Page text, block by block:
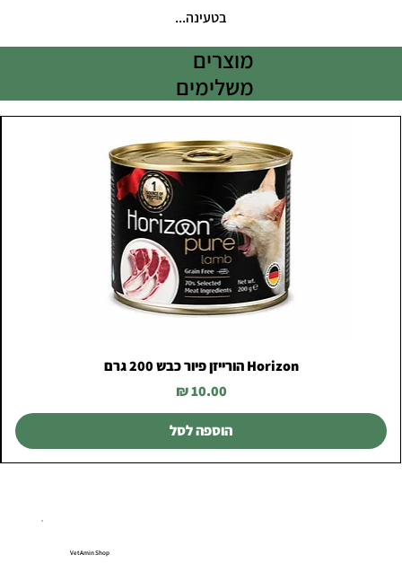
בטעינה...
מוצרים
משלימים
Horizon הורייזן פיור כבש 200 גרם
מחיר
הוספה לסל
VetAmin Shop